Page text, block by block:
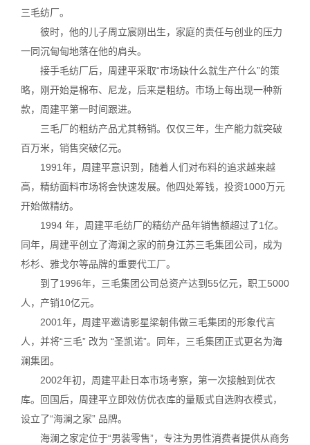
三毛纺厂。
彼时，他的儿子周立宸刚出生，家庭的责任与创业的压力
一同沉甸甸地落在他的肩头。
接手毛纺厂后，周建平采取“市场缺什么就生产什么”的策
略，刚开始是棉布、尼龙，后来是粗纺。市场上每出现一种新
款，周建平第一时间跟进。
三毛厂的粗纺产品尤其畅销。仅仅三年，生产能力就突破
百万米，销售突破亿元。
1991年，周建平意识到，随着人们对布料的追求越来越
高，精纺面料市场将会快速发展。他四处筹钱，投资1000万元
开始做精纺。
1994 年，周建平毛纺厂的精纺产品年销售额超过了1亿。
同年，周建平创立了海澜之家的前身江苏三毛集团公司，成为
杉杉、雅戈尔等品牌的重要代工厂。
到了1996年，三毛集团公司总资产达到55亿元，职工5000
人，产销10亿元。
2001年，周建平邀请影星梁朝伟做三毛集团的形象代言
人，并将“三毛” 改为 “圣凯诺”。同年，三毛集团正式更名为海
澜集团。
2002年初，周建平赴日本市场考察，第一次接触到优衣
库。回国后，周建平立即效仿优衣库的量贩式自选购衣模式，
设立了“海澜之家” 品牌。
海澜之家定位于“男装零售”，专注为男性消费者提供从商务